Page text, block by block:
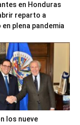
en Honduras
reparto a
plena pandemia
los nueve